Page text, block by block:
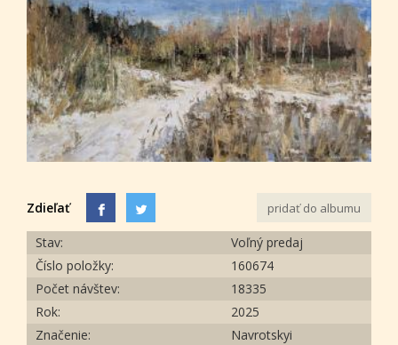
Zdieľať pridať do albumu
Stav:
Voľný predaj
Číslo položky:
160674
Počet návštev:
18335
Rok:
2025
Značenie:
Navrotskyi